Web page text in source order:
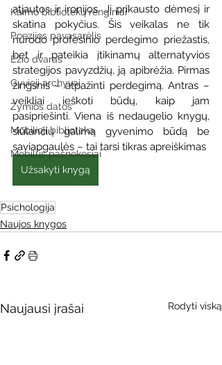
Kaimo bibliotekų renginiai
Poezijos pavasarėlis
Ežio dvaras
Gyvieji archyvai
Žymios datos
Mobilioji biblioteka
Mobilūs pašnekesiai
atjautos ir ironijos. Ji prikausto dėmesį ir
skatina pokyčius. Šis veikalas ne tik
nurodo profesinio perdegimo priežastis,
bet ir pateikia įtikinamų alternatyvios
strategijos pavyzdžių, ją apibrėžia. Pirmas
žingsnis – atpažinti perdegimą. Antras –
veikliai ieškoti būdų, kaip jam
pasipriešinti. Viena iš nedaugelio knygų,
siūlančių galimą gyvenimo būdą be
saviapgaulės – tai tarsi tikras apreiškimas
Užsakyti knygą
Psichologija
Naujos knygos
Naujausi įrašai Rodyti viską